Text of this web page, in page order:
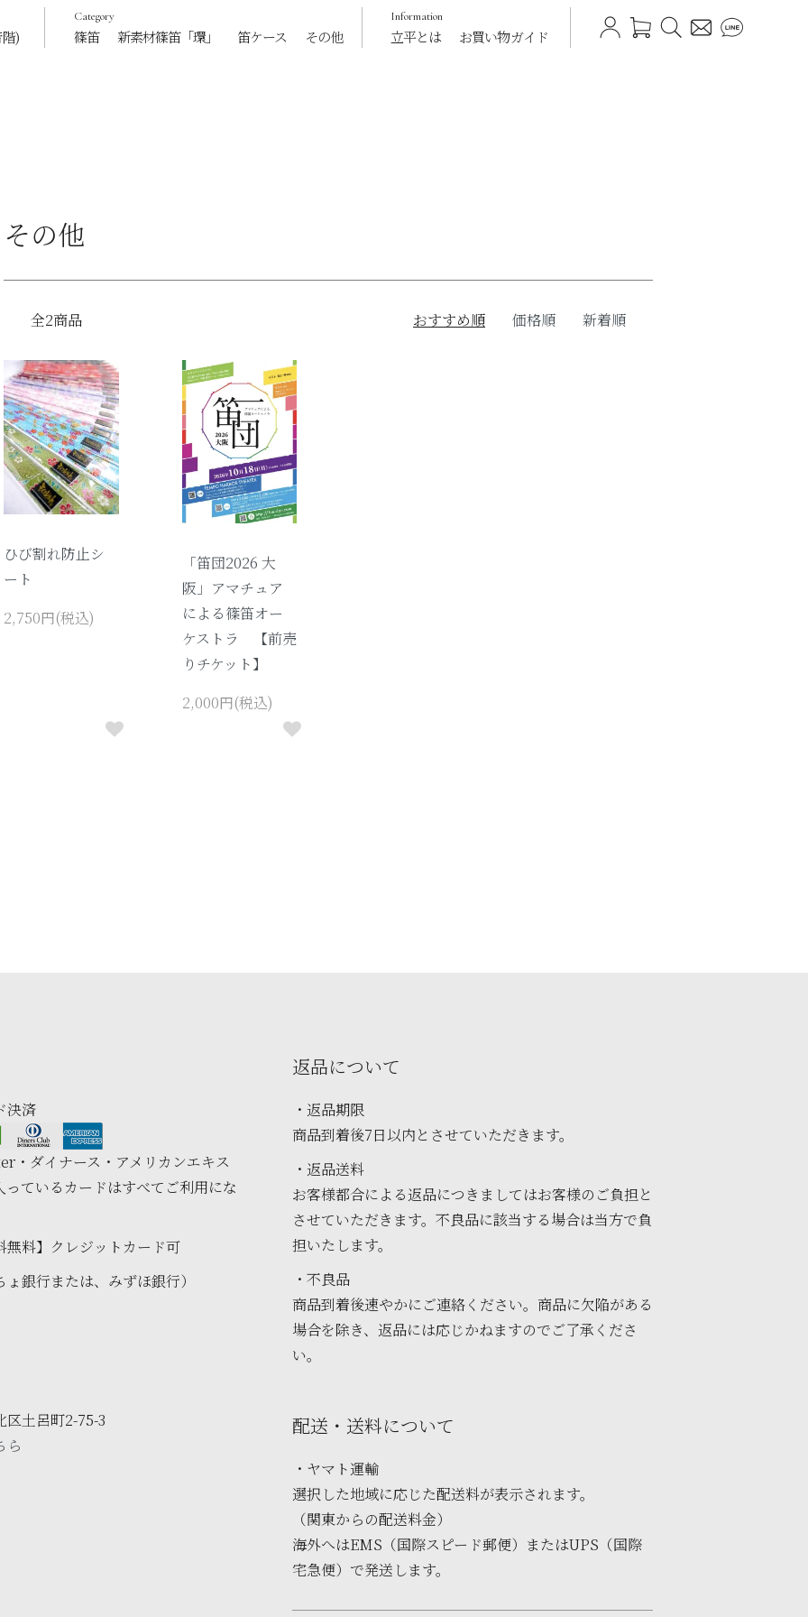
)
Category
篠笛 新素材篠笛「環」 笛ケース その他
Information
立平とは お買い物ガイド
その他
全2商品 おすすめ順 価格順 新着順
ひび割れ防止シ
ート
2,750円(税込)
「笛団2026 大
阪」アマチュア
による篠笛オー
ケストラ 【前売
りチケット】
2,000円(税込)
決済
・ダイナース・アメリカンエキス
ているカードはすべてご利用にな
無料】クレジットカード可
銀行または、みずほ銀行）
区土呂町2-75-3
ら
返品について
・返品期限
商品到着後7日以内とさせていただきます。
・返品送料
お客様都合による返品につきましてはお客様のご負担と
させていただきます。不良品に該当する場合は当方で負
担いたします。
・不良品
商品到着後速やかにご連絡ください。商品に欠陥がある
場合を除き、返品には応じかねますのでご了承くださ
い。
配送・送料について
・ヤマト運輸
選択した地域に応じた配送料が表示されます。
（関東からの配送料金）
海外へはEMS（国際スピード郵便）またはUPS（国際
宅急便）で発送します。